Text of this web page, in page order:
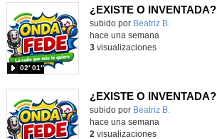
¿EXISTE O INVENTADA?
Contenido educativo.
subido por Beatriz B.
02′ 01″
hace una semana
3visualizaciones
¿EXISTE O INVENTADA?
Contenido educativo.
subido por Beatriz B.
hace una semana
2 visualizaciones